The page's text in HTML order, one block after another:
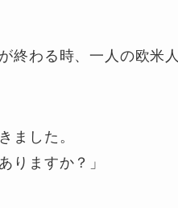
終わる時、一人の欧米
ました。
りますか？」